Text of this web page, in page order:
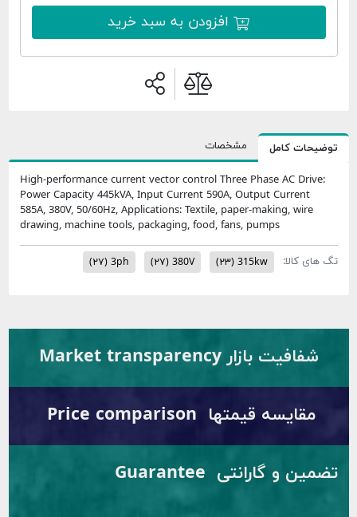
افزودن به سبد خرید
توضیحات کامل مشخصات
High-performance current vector control Three Phase AC Drive:
Power Capacity 445kVA, Input Current 590A, Output Current
585A, 380V, 50/60Hz, Applications: Textile, paper-making, wire
drawing, machine tools, packaging, food, fans, pumps
تگ های کالا: 315kw (۲۳) 380V (۲۷) 3ph (۲۷)
شفافیت بازار Market transparency
مقایسه قیمتها Price comparison